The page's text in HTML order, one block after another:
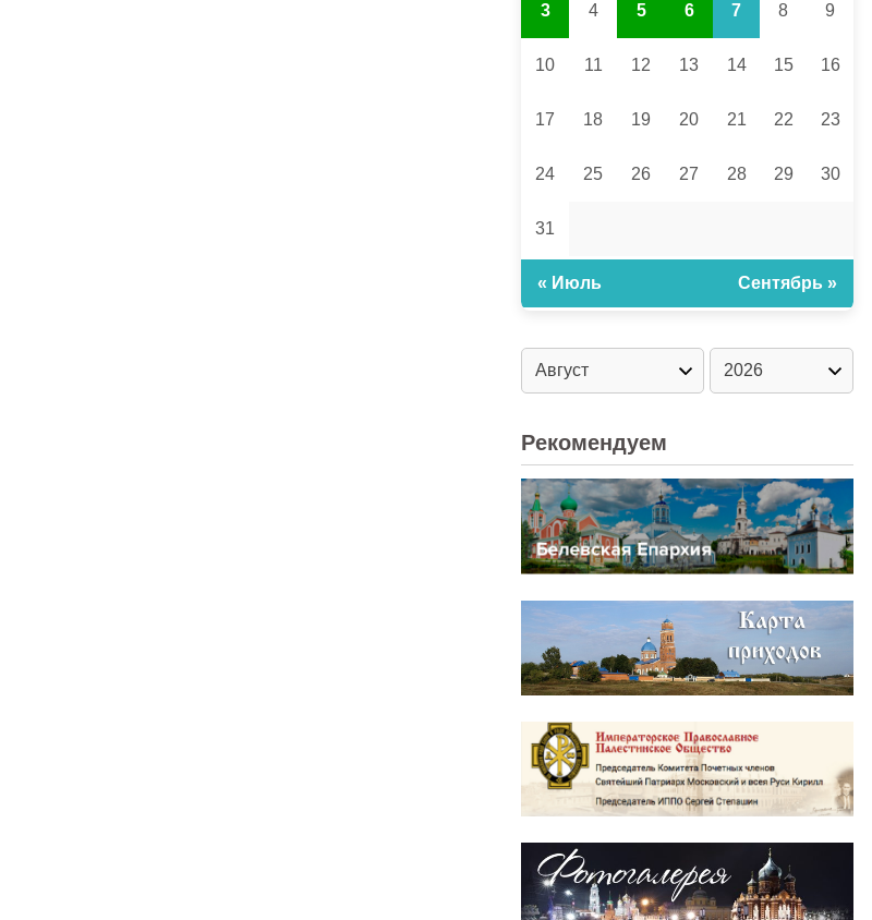
3 4 5 6 7 8 9
10 11 12 13 14 15 16
17 18 19 20 21 22 23
24 25 26 27 28 29 30
31
« Июль Сентябрь »
Рекомендуем